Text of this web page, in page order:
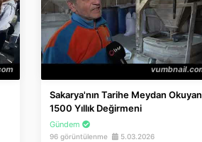
Sakarya'nın Tarihe Meydan Okuyan
1500 Yıllık Değirmeni
Gündem
96 görüntülenme 5.03.2026